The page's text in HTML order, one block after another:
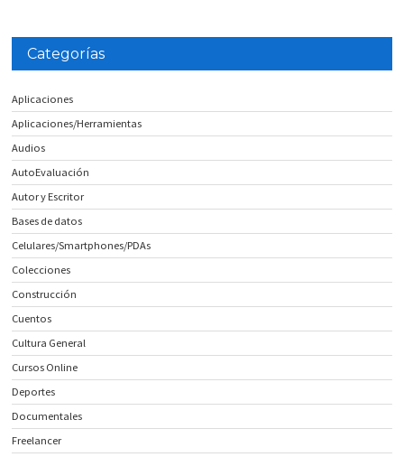
Categorías
Aplicaciones
Aplicaciones/Herramientas
Audios
AutoEvaluación
Autor y Escritor
Bases de datos
Celulares/Smartphones/PDAs
Colecciones
Construcción
Cuentos
Cultura General
Cursos Online
Deportes
Documentales
Freelancer